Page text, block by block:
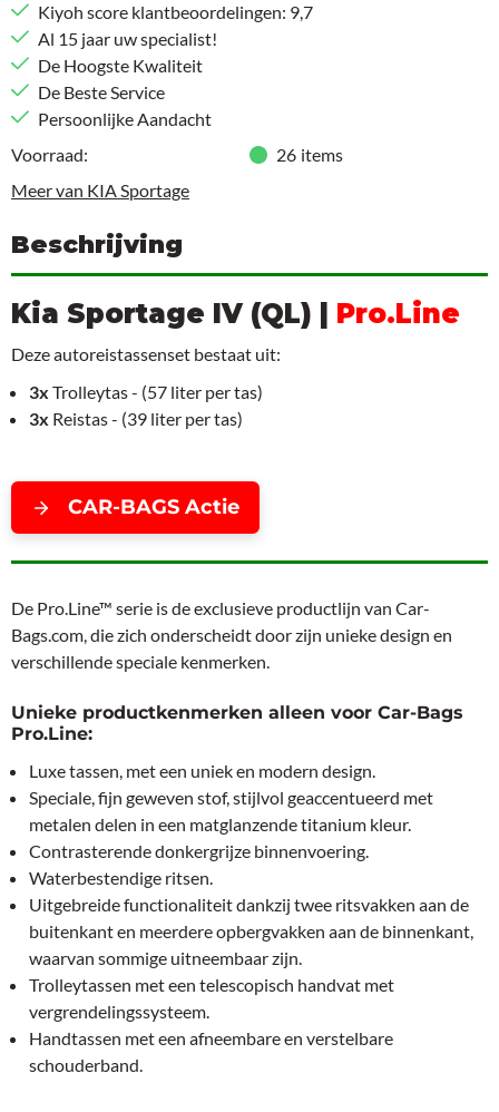
Kiyoh score klantbeoordelingen: 9,7
Al 15 jaar uw specialist!
De Hoogste Kwaliteit
De Beste Service
Persoonlijke Aandacht
Voorraad:
26 items
Meer van KIA Sportage
Beschrijving
Kia Sportage IV (QL) | Pro.Line
Deze autoreistassenset bestaat uit:
3x Trolleytas - (57 liter per tas)
3x Reistas - (39 liter per tas)
CAR-BAGS Actie
De Pro.Line™ serie is de exclusieve productlijn van Car-
Bags.com, die zich onderscheidt door zijn unieke design en
verschillende speciale kenmerken.
Unieke productkenmerken alleen voor Car-Bags
Pro.Line:
Luxe tassen, met een uniek en modern design.
Speciale, fijn geweven stof, stijlvol geaccentueerd met
metalen delen in een matglanzende titanium kleur.
Contrasterende donkergrijze binnenvoering.
Waterbestendige ritsen.
Uitgebreide functionaliteit dankzij twee ritsvakken aan de
buitenkant en meerdere opbergvakken aan de binnenkant,
waarvan sommige uitneembaar zijn.
Trolleytassen met een telescopisch handvat met
vergrendelingssysteem.
Handtassen met een afneembare en verstelbare
schouderband.